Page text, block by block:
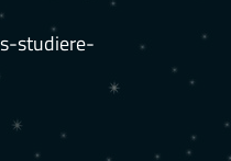
studiere-